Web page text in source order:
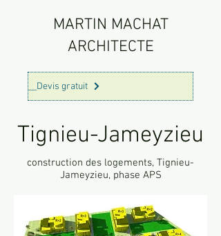
MARTIN MACHAT
ARCHITECTE
__Devis gratuit
Tignieu-Jameyzieu
construction des logements, Tignieu-
Jameyzieu, phase APS